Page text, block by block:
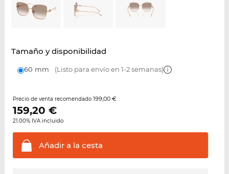
Tamaño y disponibilidad
60 mm (Listo para envío en 1-2 semanas)
Precio de venta recomendado 199,00 €
159,20 €
21.00% IVA incluido
Añadir a la cesta